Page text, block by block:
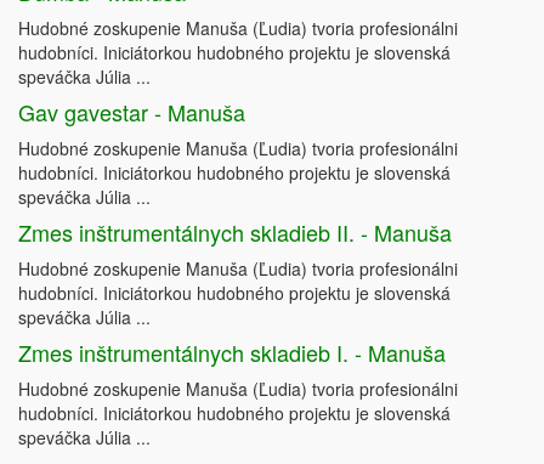
Hudobné zoskupenie Manuša (Ľudia) tvoria profesionálni
hudobníci. Iniciátorkou hudobného projektu je slovenská
speváčka Júlia ...
Gav gavestar - Manuša
Hudobné zoskupenie Manuša (Ľudia) tvoria profesionálni
hudobníci. Iniciátorkou hudobného projektu je slovenská
speváčka Júlia ...
Zmes inštrumentálnych skladieb II. - Manuša
Hudobné zoskupenie Manuša (Ľudia) tvoria profesionálni
hudobníci. Iniciátorkou hudobného projektu je slovenská
speváčka Júlia ...
Zmes inštrumentálnych skladieb I. - Manuša
Hudobné zoskupenie Manuša (Ľudia) tvoria profesionálni
hudobníci. Iniciátorkou hudobného projektu je slovenská
speváčka Júlia ...